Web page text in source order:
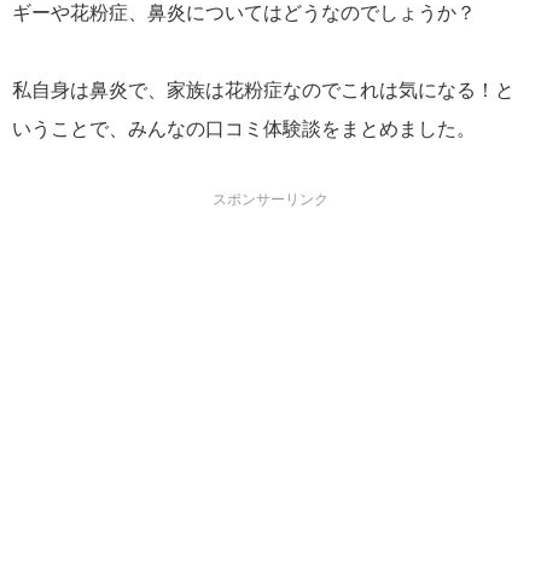
ギーや花粉症、鼻炎についてはどうなのでしょうか？
私自身は鼻炎で、家族は花粉症なのでこれは気になる！と
いうことで、みんなの口コミ体験談をまとめました。
スポンサーリンク